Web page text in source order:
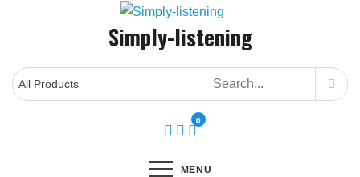
Simply-listening
0
MENU